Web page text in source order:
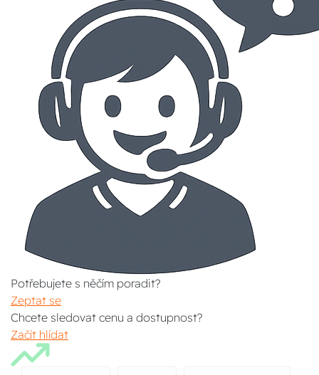
Potřebujete s něčím poradit?
Zeptat se
Chcete sledovat cenu a dostupnost?
Začít hlídat